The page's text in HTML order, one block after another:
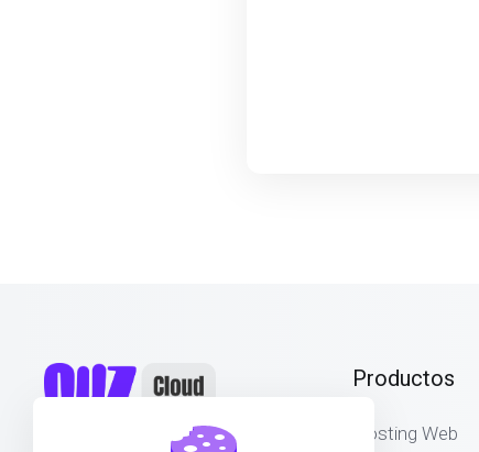
Productos
Hosting Web